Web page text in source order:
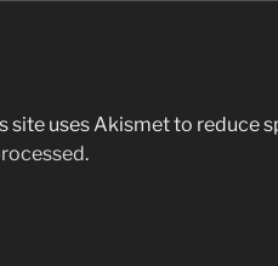
site uses Akismet to reduce
.